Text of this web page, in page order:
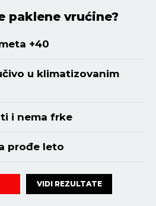
paklene vrućine?
+40
u klimatizovanim
i nema frke
prođe leto
VIDI REZULTATE